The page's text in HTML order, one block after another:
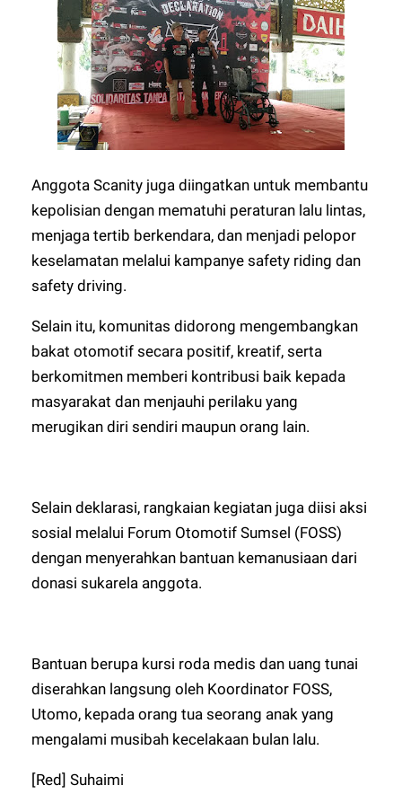
Anggota Scanity juga diingatkan untuk membantu
kepolisian dengan mematuhi peraturan lalu lintas,
menjaga tertib berkendara, dan menjadi pelopor
keselamatan melalui kampanye safety riding dan
safety driving.
Selain itu, komunitas didorong mengembangkan
bakat otomotif secara positif, kreatif, serta
berkomitmen memberi kontribusi baik kepada
masyarakat dan menjauhi perilaku yang
merugikan diri sendiri maupun orang lain.
Selain deklarasi, rangkaian kegiatan juga diisi aksi
sosial melalui Forum Otomotif Sumsel (FOSS)
dengan menyerahkan bantuan kemanusiaan dari
donasi sukarela anggota.
Bantuan berupa kursi roda medis dan uang tunai
diserahkan langsung oleh Koordinator FOSS,
Utomo, kepada orang tua seorang anak yang
mengalami musibah kecelakaan bulan lalu.
[Red] Suhaimi